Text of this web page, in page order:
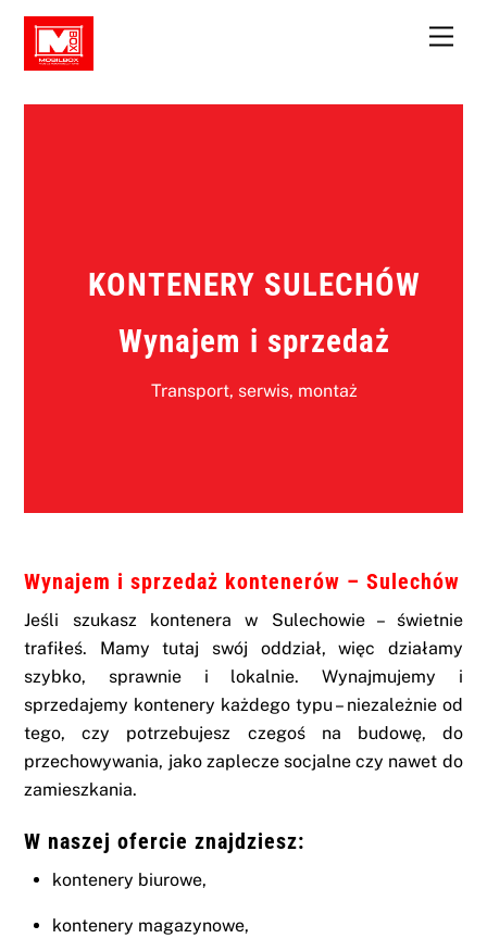
Skip
content
KONTENERY SULECHÓW
Wynajem i sprzedaż
Transport, serwis, montaż
Wynajem i sprzedaż kontenerów – Sulechów
Jeśli szukasz kontenera w Sulechowie – świetnie
trafiłeś. Mamy tutaj swój oddział, więc działamy
szybko, sprawnie i lokalnie. Wynajmujemy i
sprzedajemy kontenery każdego typu – niezależnie od
tego, czy potrzebujesz czegoś na budowę, do
przechowywania, jako zaplecze socjalne czy nawet do
zamieszkania.
W naszej ofercie znajdziesz:
kontenery biurowe,
kontenery magazynowe,